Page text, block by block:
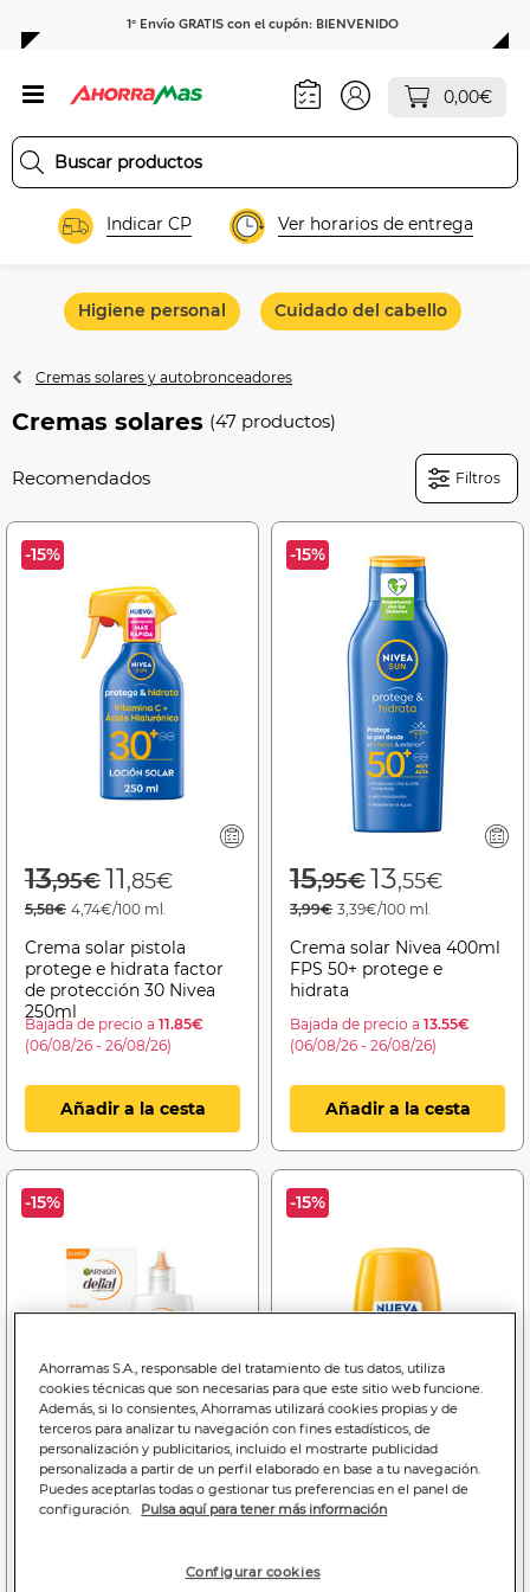
1º Envío GRATIS con el cupón: BIENVENIDO
0,00€
Indicar CP Ver horarios de entrega
Higiene personal Cuidado del cabello
Cremas solares y autobronceadores
Cremas solares (47 productos)
Filtros
-15%
Price reduced from
13,95€to
11,85€
5,58€ 4,74€/100 ml.
Crema solar pistola
protege e hidrata factor
de protección 30 Nivea
250ml
Bajada de precio a 11.85€
(06/08/26 - 26/08/26)
Añadir a la cesta
-15%
Price reduced
15,95€to
13,55€
3,99€ 3,39€/100 ml.
Crema solar Nivea 400ml
FPS 50+ protege e
hidrata
Bajada de precio a 13.55€
(06/08/26 - 26/08/26)
Añadir a la cesta
-15%
Price reduced from
13 to
11
-15%
Price reduced
8 to
7
Ahorramas S.A., responsable del tratamiento de tus datos, utiliza
cookies técnicas que son necesarias para que este sitio web funcione.
Además, si lo consientes, Ahorramas utilizará cookies propias y de
terceros para analizar tu navegación con fines estadísticos, de
personalización y publicitarios, incluido el mostrarte publicidad
personalizada a partir de un perfil elaborado en base a tu navegación.
Puedes aceptarlas todas o gestionar tus preferencias en el panel de
configuración.
Pulsa aquí para tener más información
Configurar cookies